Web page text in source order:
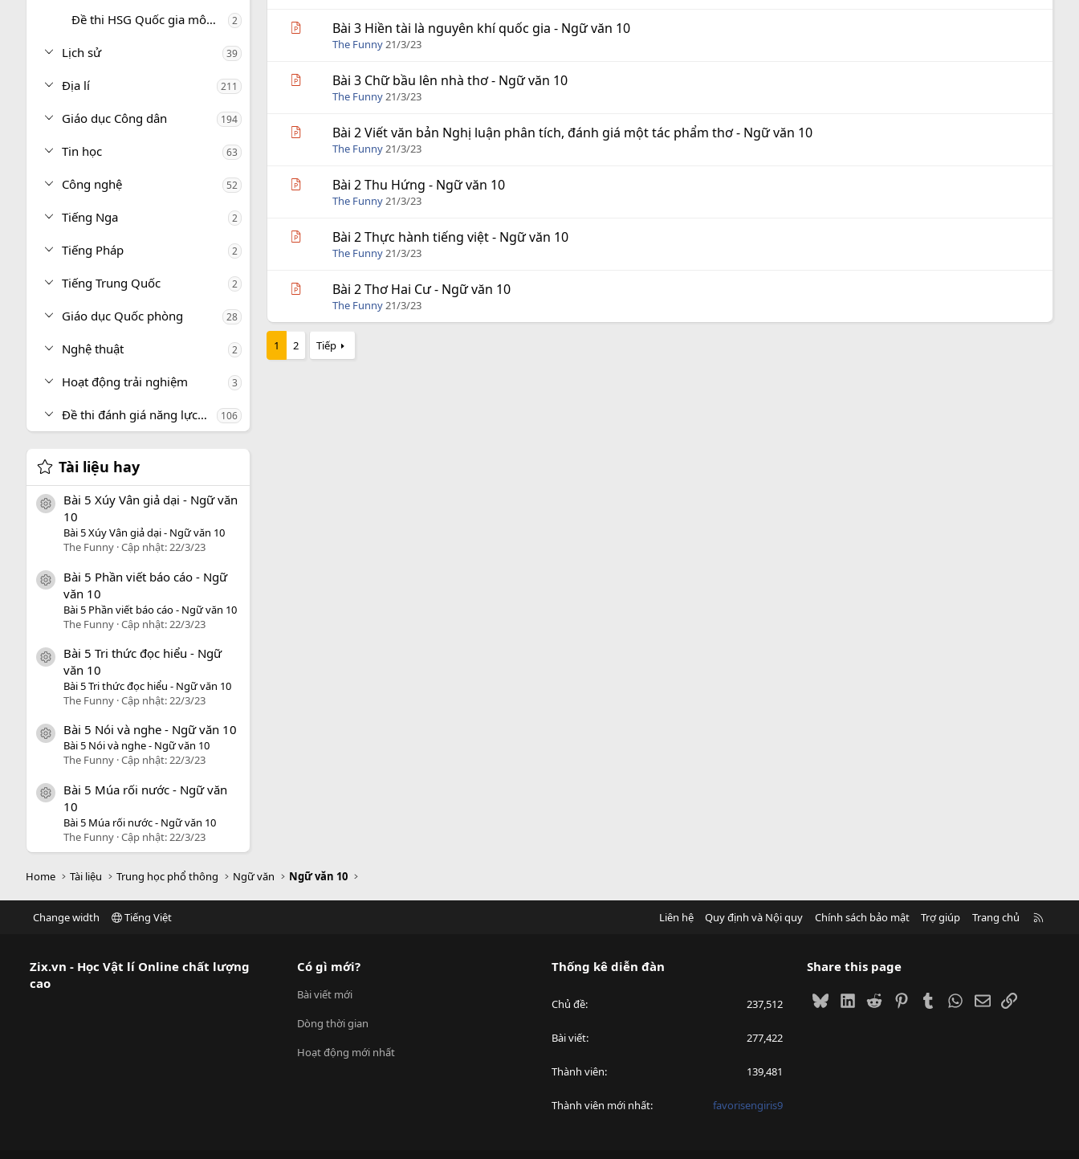
Đề thi HSG Quốc gia môn Ngữ văn 2
Lịch sử 39
Địa lí 211
Giáo dục Công dân 194
Tin học 63
Công nghệ 52
Tiếng Nga 2
Tiếng Pháp 2
Tiếng Trung Quốc 2
Giáo dục Quốc phòng 28
Nghệ thuật 2
Hoạt động trải nghiệm 3
Đề thi đánh giá năng lực, tư duy 106
Tài liệu hay
icon tài liệu
Bài 5 Xúy Vân giả dại - Ngữ văn
10
Bài 5 Xúy Vân giả dại - Ngữ văn 10
The Funny Cập nhật:22/3/23
icon tài liệu
Bài 5 Phần viết báo cáo - Ngữ
văn 10
Bài 5 Phần viết báo cáo - Ngữ văn 10
The Funny Cập nhật:22/3/23
icon tài liệu
Bài 5 Tri thức đọc hiểu - Ngữ
văn 10
Bài 5 Tri thức đọc hiểu - Ngữ văn 10
The Funny Cập nhật:22/3/23
icon tài liệu
Bài 5 Nói và nghe - Ngữ văn 10
Bài 5 Nói và nghe - Ngữ văn 10
The Funny Cập nhật:22/3/23
icon tài liệu
Bài 5 Múa rối nước - Ngữ văn
10
Bài 5 Múa rối nước - Ngữ văn 10
The Funny Cập nhật: 22/3/23
Bài 3 Hiền tài là nguyên khí quốc gia - Ngữ văn 10
The Funny21/3/23
Bài 3 Chữ bầu lên nhà thơ - Ngữ văn 10
The Funny21/3/23
Bài 2 Viết văn bản Nghị luận phân tích, đánh giá một tác phẩm thơ - Ngữ văn 10
The Funny21/3/23
Bài 2 Thu Hứng - Ngữ văn 10
The Funny21/3/23
Bài 2 Thực hành tiếng việt - Ngữ văn 10
The Funny21/3/23
Bài 2 Thơ Hai Cư - Ngữ văn 10
The Funny21/3/23
1 2 Tiếp
Home Tài liệu Trung học phổ thông Ngữ văn Ngữ văn 10
Change width Tiếng Việt Liên hệ Quy định và Nội quy Chính sách bảo mật Trợ giúp Trang chủ
Zix.vn - Học Vật lí Online chất lượng
cao
Có gì mới?
Bài viết mới
Dòng thời gian
Hoạt động mới nhất
Thống kê diễn đàn
Chủ đề 237,512
Bài viết 277,422
Thành viên 139,481
Thành viên mới nhất favorisengiris9
Share this page
BlueskyLinkedIn
Reddit PinterestTumblrWhatsApp
EmailLink